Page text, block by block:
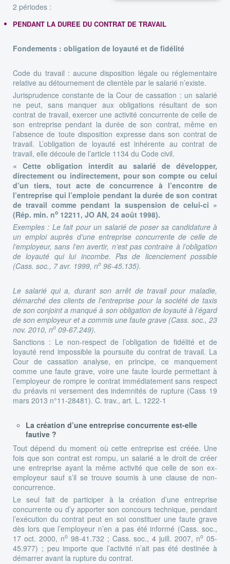
2 périodes :
PENDANT LA DUREE DU CONTRAT DE TRAVAIL
Fondements : obligation de loyauté et de fidélité
Code du travail : aucune disposition légale ou réglementaire
relative au détournement de clientèle par le salarié n’existe.
Jurisprudence constante de la Cour de cassation : un salarié
ne peut, sans manquer aux obligations résultant de son
contrat de travail, exercer une activité concurrente de celle de
son entreprise pendant la durée de son contrat, même en
l’absence de toute disposition expresse dans son contrat de
travail. L’obligation de loyauté est inhérente au contrat de
travail, elle découle de l’article 1134 du Code civil.
« Cette obligation interdit au salarié de développer,
directement ou indirectement, pour son compte ou celui
d’un tiers, tout acte de concurrence à l’encontre de
l’entreprise qui l’emploie pendant la durée de son contrat
de travail comme pendant la suspension de celui-ci »
(Rép. min. no 12211, JO AN, 24 août 1998).
Exemples : Le fait pour un salarié de poser sa candidature à
un emploi auprès d’une entreprise concurrente de celle de
l’employeur, sans l’en avertir, n’est pas contraire à l’obligation
de loyauté qui lui incombe. Pas de licenciement possible
(Cass. soc., 7 avr. 1999, no 96-45.135).
Le salarié qui a, durant son arrêt de travail pour maladie,
démarché des clients de l’entreprise pour la société de taxis
de son conjoint a manqué à son obligation de loyauté à l’égard
de son employeur et a commis une faute grave (Cass. soc., 23
nov. 2010, no 09-67.249).
Sanctions : Le non-respect de l’obligation de fidélité et de
loyauté rend impossible la poursuite du contrat de travail. La
Cour de cassation analyse, en principe, ce manquement
comme une faute grave, voire une faute lourde permettant à
l’employeur de rompre le contrat immédiatement sans respect
du préavis ni versement des indemnités de rupture (Cass 19
mars 2013 n°11-28481). C. trav., art. L. 1222-1
La création d’une entreprise concurrente est-elle
fautive ?
Tout dépend du moment où cette entreprise est créée. Une
fois que son contrat est rompu, un salarié a le droit de créer
une entreprise ayant la même activité que celle de son ex-
employeur sauf s’il se trouve soumis à une clause de non-
concurrence.
Le seul fait de participer à la création d’une entreprise
concurrente ou d’y apporter son concours technique, pendant
l’exécution du contrat peut en soi constituer une faute grave
dès lors que l’employeur n’en a pas été informé (Cass. soc.,
17 oct. 2000, no98-41.732 ; Cass. soc., 4 juill. 2007, no 05-
45.977) ; peu importe que l’activité n’ait pas été destinée à
démarrer avant la rupture du contrat.